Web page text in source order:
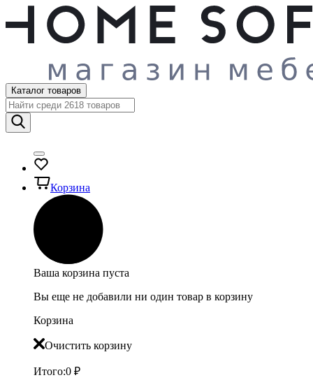
Каталог товаров
Корзина
Ваша корзина пуста
Вы еще не добавили ни один товар в корзину
Корзина
Очистить корзину
Итого:0 ₽